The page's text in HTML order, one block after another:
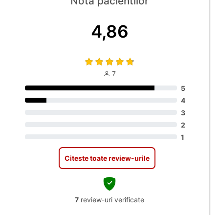
4,86
7
5
4
3
2
1
Citeste toate review-urile
7 review-uri verificate